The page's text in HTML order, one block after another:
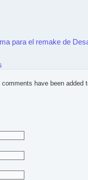
para el remake de
comments have been added